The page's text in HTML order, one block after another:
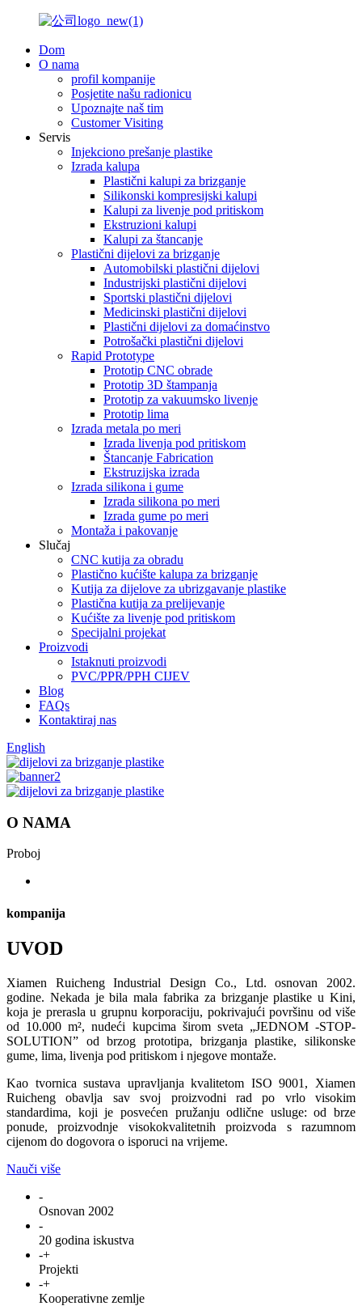
Dom
O nama
profil kompanije
Posjetite našu radionicu
Upoznajte naš tim
Customer Visiting
Servis
Injekciono prešanje plastike
Izrada kalupa
Plastični kalupi za brizganje
Silikonski kompresijski kalupi
Kalupi za livenje pod pritiskom
Ekstruzioni kalupi
Kalupi za štancanje
Plastični dijelovi za brizganje
Automobilski plastični dijelovi
Industrijski plastični dijelovi
Sportski plastični dijelovi
Medicinski plastični dijelovi
Plastični dijelovi za domaćinstvo
Potrošački plastični dijelovi
Rapid Prototype
Prototip CNC obrade
Prototip 3D štampanja
Prototip za vakuumsko livenje
Prototip lima
Izrada metala po meri
Izrada livenja pod pritiskom
Štancanje Fabrication
Ekstruzijska izrada
Izrada silikona i gume
Izrada silikona po meri
Izrada gume po meri
Montaža i pakovanje
Slučaj
CNC kutija za obradu
Plastično kućište kalupa za brizganje
Kutija za dijelove za ubrizgavanje plastike
Plastična kutija za prelijevanje
Kućište za livenje pod pritiskom
Specijalni projekat
Proizvodi
Istaknuti proizvodi
PVC/PPR/PPH CIJEV
Blog
FAQs
Kontaktiraj nas
English
O NAMA
Proboj
kompanija
UVOD
Xiamen Ruicheng Industrial Design Co., Ltd. osnovan 2002.
godine. Nekada je bila mala fabrika za brizganje plastike u Kini,
koja je prerasla u grupnu korporaciju, pokrivajući površinu od više
od 10.000 m², nudeći kupcima širom sveta „JEDNOM -STOP-
SOLUTION” od brzog prototipa, brizganja plastike, silikonske
gume, lima, livenja pod pritiskom i njegove montaže.
Kao tvornica sustava upravljanja kvalitetom ISO 9001, Xiamen
Ruicheng obavlja sav svoj proizvodni rad po vrlo visokim
standardima, koji je posvećen pružanju odlične usluge: od brze
ponude, proizvodnje visokokvalitetnih proizvoda s razumnom
cijenom do dogovora o isporuci na vrijeme.
Nauči više
-
Osnovan 2002
-
20 godina iskustva
-+
Projekti
-+
Kooperativne zemlje